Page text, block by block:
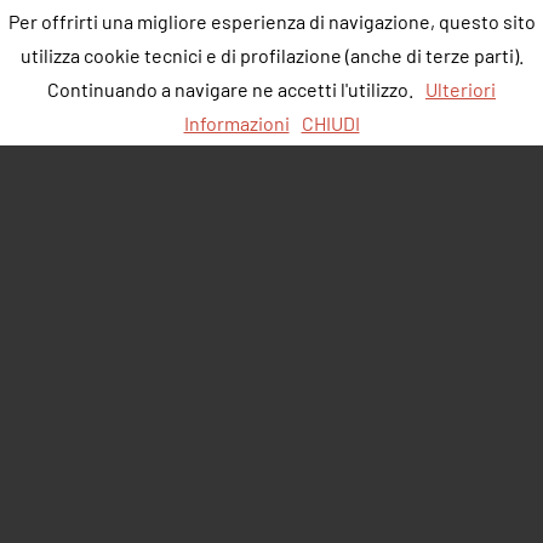
Per offrirti una migliore esperienza di navigazione, questo sito
utilizza cookie tecnici e di profilazione (anche di terze parti).
Continuando a navigare ne accetti l'utilizzo.
Ulteriori
Informazioni
CHIUDI